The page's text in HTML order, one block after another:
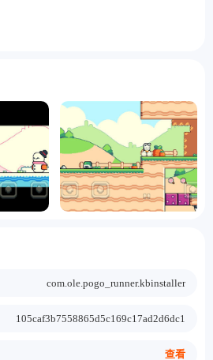
com.ole.pogo_runner.kbinstaller
105caf3b7558865d5c169c17ad2d6dc1
查看